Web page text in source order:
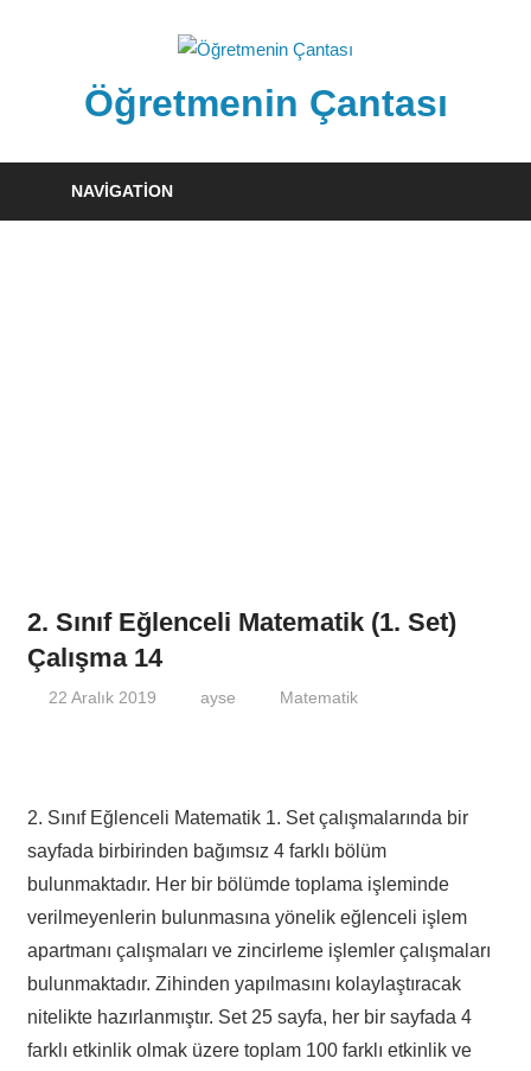
Öğretmenin Çantası
Çantsından
NAVIGATION
2. Sınıf Eğlenceli Matematik (1. Set)
Çalışma 14
22 Aralık 2019 ayse Matematik
2. Sınıf Eğlenceli Matematik 1. Set çalışmalarında bir
sayfada birbirinden bağımsız 4 farklı bölüm
bulunmaktadır. Her bir bölümde toplama işleminde
verilmeyenlerin bulunmasına yönelik eğlenceli işlem
apartmanı çalışmaları ve zincirleme işlemler çalışmaları
bulunmaktadır. Zihinden yapılmasını kolaylaştıracak
nitelikte hazırlanmıştır. Set 25 sayfa, her bir sayfada 4
farklı etkinlik olmak üzere toplam 100 farklı etkinlik ve